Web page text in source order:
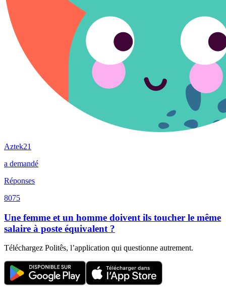
Aztek21
a demandé
Réponses
8075
Une femme et un homme doivent ils toucher le même
salaire à poste équivalent ?
Téléchargez Politês, l’application qui questionne autrement.